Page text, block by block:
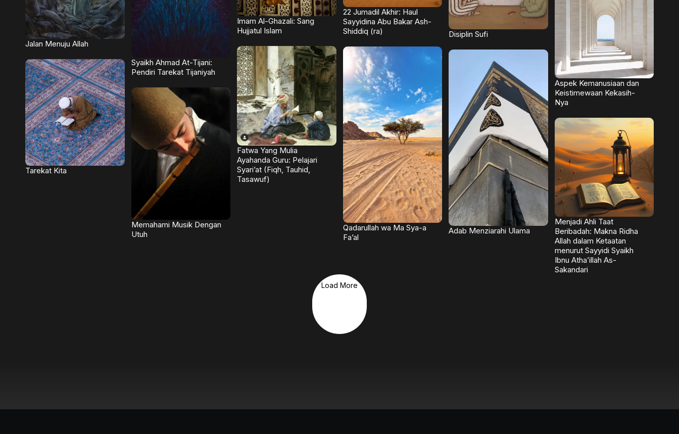
Jalan Menuju Allah
Syaikh Ahmad At-Tijani:
Pendiri Tarekat Tijaniyah
Imam Al-Ghazali: Sang
Hujjatul Islam
22 Jumadil Akhir: Haul
Sayyidina Abu Bakar Ash-
Shiddiq (ra)
Disiplin Sufi
Aspek Kemanusiaan dan
Keistimewaan Kekasih-
Nya
Tarekat Kita
Memahami Musik Dengan
Utuh
Fatwa Yang Mulia
Ayahanda Guru: Pelajari
Syari’at (Fiqh, Tauhid,
Tasawuf)
Qadarullah wa Ma Sya-a
Fa’al
Adab Menziarahi Ulama
Menjadi Ahli Taat
Beribadah: Makna Ridha
Allah dalam Ketaatan
menurut Sayyidi Syaikh
Ibnu Atha’illah As-
Sakandari
Load More